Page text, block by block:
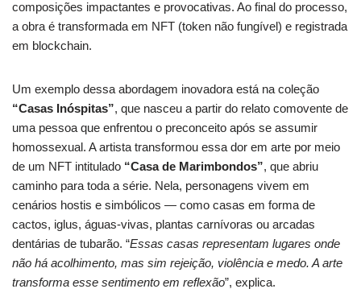
composições impactantes e provocativas. Ao final do processo,
a obra é transformada em NFT (token não fungível) e registrada
em blockchain.
Um exemplo dessa abordagem inovadora está na coleção
“Casas Inóspitas”, que nasceu a partir do relato comovente de
uma pessoa que enfrentou o preconceito após se assumir
homossexual. A artista transformou essa dor em arte por meio
de um NFT intitulado “Casa de Marimbondos”, que abriu
caminho para toda a série. Nela, personagens vivem em
cenários hostis e simbólicos — como casas em forma de
cactos, iglus, águas-vivas, plantas carnívoras ou arcadas
dentárias de tubarão. “Essas casas representam lugares onde
não há acolhimento, mas sim rejeição, violência e medo. A arte
transforma esse sentimento em reflexão”, explica.